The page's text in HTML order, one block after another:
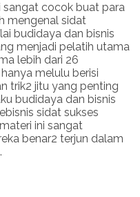
sangat cocok buat para
mengenal sidat
budidaya dan bisnis
menjadi pelatih utama
lebih dari 26
melulu berisi
trik2 jitu yang penting
budidaya dan bisnis
sidat sukses
ini sangat
benar2 terjun dalam